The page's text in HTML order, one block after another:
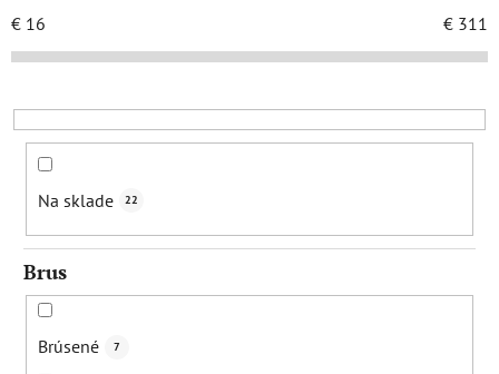
i
e
r
o
o
€ 16 € 311
Na sklade 22
Brus
Brúsené 7